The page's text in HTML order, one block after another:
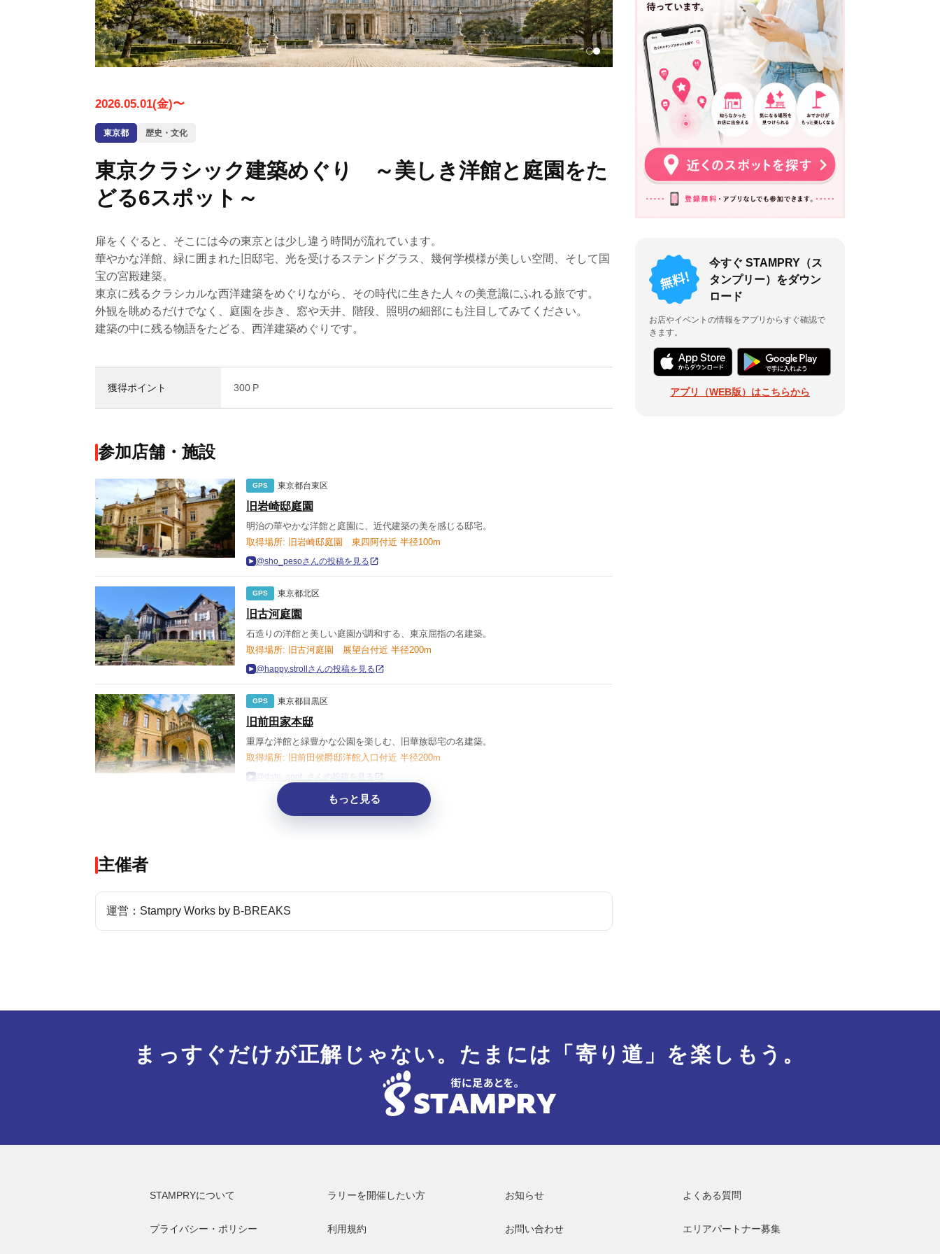
2026.05.01(金)〜
東京都 歴史・文化
東京クラシック建築めぐり ～美しき洋館と庭園をた
どる6スポット～
扉をくぐると、そこには今の東京とは少し違う時間が流れています。
華やかな洋館、緑に囲まれた旧邸宅、光を受けるステンドグラス、幾何学模様が美しい空間、そして国
宝の宮殿建築。
東京に残るクラシカルな西洋建築をめぐりながら、その時代に生きた人々の美意識にふれる旅です。
外観を眺めるだけでなく、庭園を歩き、窓や天井、階段、照明の細部にも注目してみてください。
建築の中に残る物語をたどる、西洋建築めぐりです。
獲得ポイント 300 P
参加店舗・施設
GPS 東京都台東区
旧岩崎邸庭園
明治の華やかな洋館と庭園に、近代建築の美を感じる邸宅。
取得場所: 旧岩崎邸庭園 東四阿付近 半径100m
@sho_pesoさんの投稿を見る
GPS 東京都北区
旧古河庭園
石造りの洋館と美しい庭園が調和する、東京屈指の名建築。
取得場所: 旧古河庭園 展望台付近 半径200m
@happy.strollさんの投稿を見る
GPS 東京都目黒区
旧前田家本邸
重厚な洋館と緑豊かな公園を楽しむ、旧華族邸宅の名建築。
取得場所: 旧前田侯爵邸洋館入口付近 半径200m
@date_spot_さんの投稿を見る
もっと見る
主催者
運営：Stampry Works by B-BREAKS
今すぐ STAMPRY（ス
タンプリー）をダウン
ロード
お店やイベントの情報をアプリからすぐ確認で
きます。
アプリ（WEB版）はこちらから
まっすぐだけが正解じゃない。 たまには「寄り道」を楽しもう。
STAMPRYについて ラリーを開催したい方 お知らせ よくある質問
プライバシー・ポリシー 利用規約 お問い合わせ エリアパートナー募集